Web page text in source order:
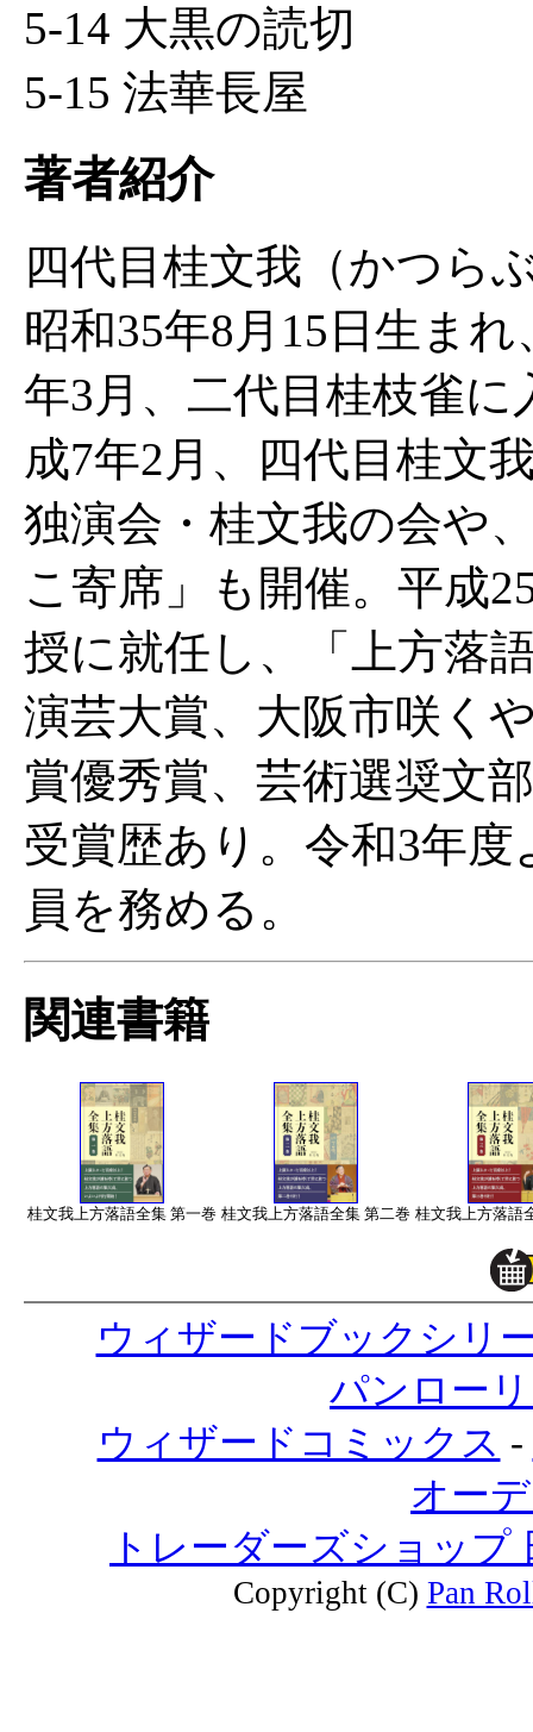
5-14 大黒の読切
5-15 法華長屋
著者紹介
四代目桂文我（かつら
昭和35年8月15日生ま
年3月、二代目桂枝雀
成7年2月、四代目桂文
独演会・桂文我の会や
こ寄席」も開催。平成
授に就任し、「上方落
演芸大賞、大阪市咲く
賞優秀賞、芸術選奨文
受賞歴あり。令和3年
員を務める。
関連書籍
桂文我上方落語全集 第一巻 桂文我上方落語全集 第二巻 桂文我上方落語
ウィザードブックシリ
パンロー
ウィザードコミックス -
オー
トレーダーズショップ
Copyright (C) Pan